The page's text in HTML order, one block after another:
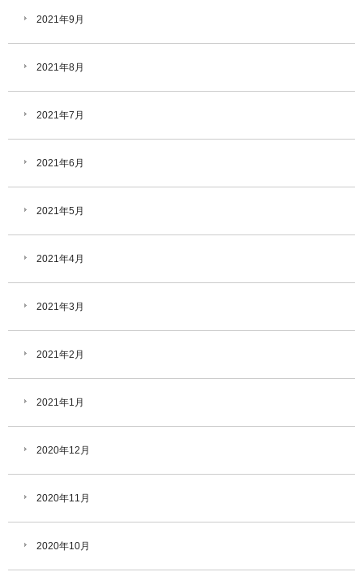
2021年9月
2021年8月
2021年7月
2021年6月
2021年5月
2021年4月
2021年3月
2021年2月
2021年1月
2020年12月
2020年11月
2020年10月